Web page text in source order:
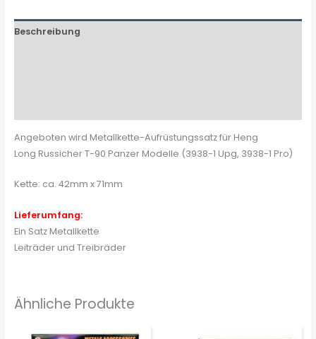
Beschreibung
Angeboten wird Metallkette-Aufrüstungssatz für Heng
Long Russicher T-90 Panzer Modelle (3938-1 Upg, 3938-1 Pro)
Kette: ca. 42mm x 71mm
Lieferumfang:
Ein Satz Metallkette
Leiträder und Treibräder
Ähnliche Produkte